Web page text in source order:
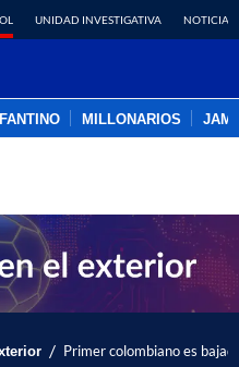
UNIDAD INVESTIGATIVA NOTICIAS
MILLONARIOS
/ Primer colombiano es